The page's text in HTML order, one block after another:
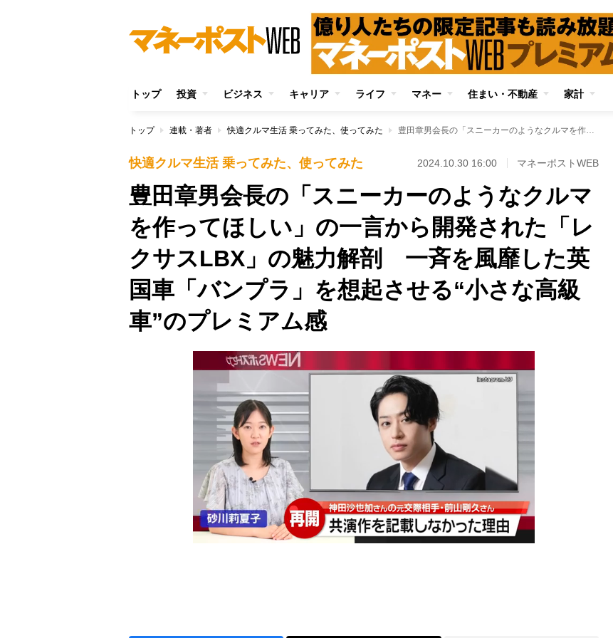
トップ 投資 ビジネス キャリア ライフ マネー 住まい・不動産 家計
トップ 連載・著者 快適クルマ生活 乗ってみた、使ってみた 豊田章男会長の「スニーカーのようなクルマを作ってほしい」の一言から開発された「レクサスLBX」の魅力解剖 一斉を風靡した英国車「バンプラ」を想起させる“小さな高級車”のプレミアム感
快適クルマ生活 乗ってみた、使ってみた 2024.10.30 16:00 マネーポストWEB
豊田章男会長の「スニーカーのようなクルマ
を作ってほしい」の一言から開発された「レ
クサスLBX」の魅力解剖 一斉を風靡した英
国車「バンプラ」を想起させる“小さな高級
車”のプレミアム感